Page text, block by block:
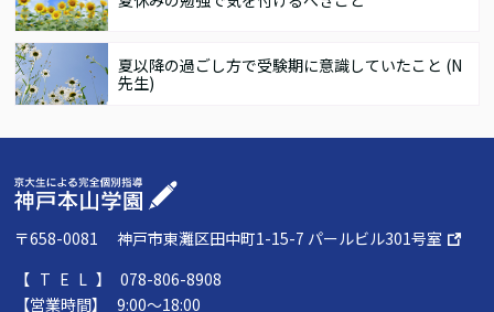
夏以降の過ごし方で受験期に意識していたこと (N
先生)
〒658-0081神戸市東灘区田中町1-15-7 パールビル301号室
【TEL】078-806-8908
【営業時間】
9:00～18:00